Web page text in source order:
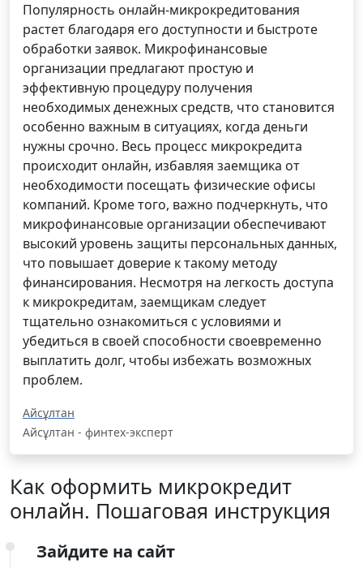
Популярность онлайн-микрокредитования
растет благодаря его доступности и быстроте
обработки заявок. Микрофинансовые
организации предлагают простую и
эффективную процедуру получения
необходимых денежных средств, что становится
особенно важным в ситуациях, когда деньги
нужны срочно. Весь процесс микрокредита
происходит онлайн, избавляя заемщика от
необходимости посещать физические офисы
компаний. Кроме того, важно подчеркнуть, что
микрофинансовые организации обеспечивают
высокий уровень защиты персональных данных,
что повышает доверие к такому методу
финансирования. Несмотря на легкость доступа
к микрокредитам, заемщикам следует
тщательно ознакомиться с условиями и
убедиться в своей способности своевременно
выплатить долг, чтобы избежать возможных
проблем.
Айсұлтан
Айсұлтан - финтех-эксперт
Как оформить микрокредит
онлайн. Пошаговая инструкция
Зайдите на сайт